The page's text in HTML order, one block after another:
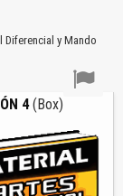
Diferencial y Mando
4(Box)